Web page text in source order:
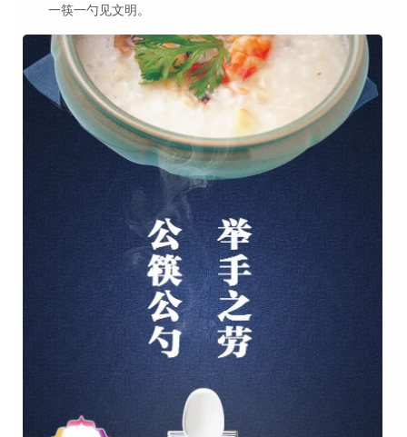
一筷一勺见文明。